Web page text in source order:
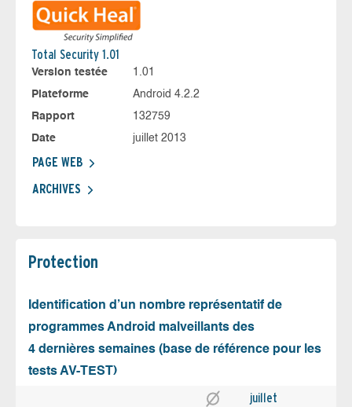
Total Security 1.01
Version testée
1.01
Plateforme
Android 4.2.2
Rapport
132759
Date
juillet 2013
PAGE WEB
ARCHIVES
Protection
Identification d’un nombre représentatif de
programmes Android malveillants des
4 dernières semaines (base de référence pour les
tests AV-TEST)
juillet